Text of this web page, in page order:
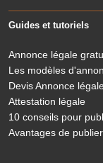
Guides et tutoriels
Annonce légale
Les modèles
Devis Annonce
Attestation légale
10 conseils pour
Avantages de